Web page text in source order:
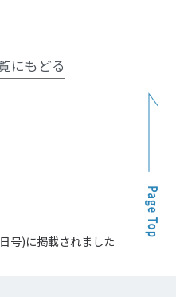
にもどる
号)に掲載されました